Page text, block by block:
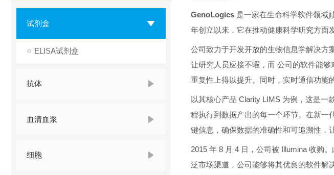
试剂盒
ELISA试剂盒
抗体
血清血浆
细胞
GenoLogics 是一家在生命科学软件领域
年创立以来，它在推动健康科学研究方面
公司致力于开发开放的生物信息学解决方
让研究人员应接不暇，而 公司的软件能
重复性上得以提升。同时，实时通信功能
以其核心产品 Clarity LIMS 为例，这是
程执行到数据产出的每一个环节。在新一
键信息，确保数据的准确性和可追溯性，
2015 年 8 月 4 日，公司被 Illumina 收购
泛市场渠道，公司能够将其优良的软件解